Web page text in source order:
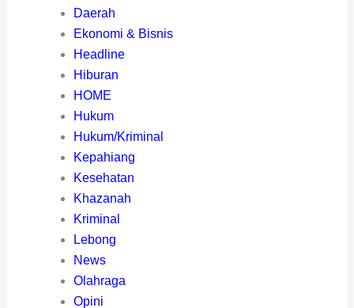
Daerah
Ekonomi & Bisnis
Headline
Hiburan
HOME
Hukum
Hukum/Kriminal
Kepahiang
Kesehatan
Khazanah
Kriminal
Lebong
News
Olahraga
Opini